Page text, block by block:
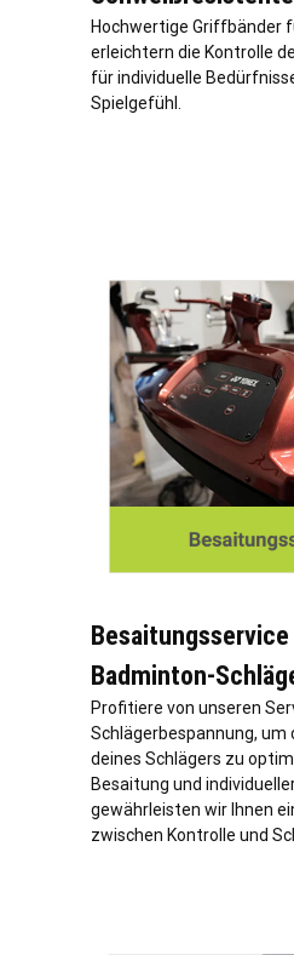
Hochwertige Griffbänder
erleichtern die Kontrolle
für individuelle
Spielgefühl.
Badminton-
Profitiere von unseren
Schlägerbespannung, um
deines Schlägers zu
Besaitung und
gewährleisten wir Ihnen
zwischen Kontrolle und